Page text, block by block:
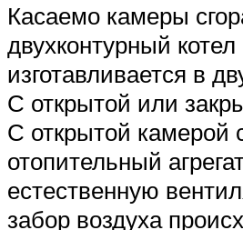
Касаемо камеры
двухконтурный котел
изготавливается в
С открытой или
С открытой камерой
отопительный
естественную
забор воздуха